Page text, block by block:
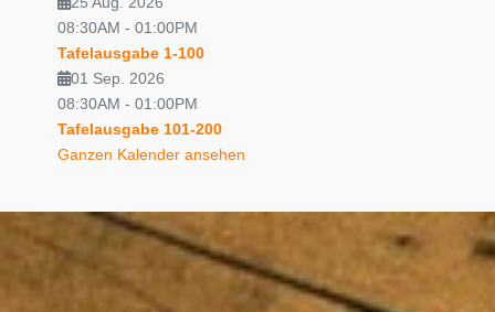
08:30AM - 01:00PM
Tafelausgabe 1-100
01 Sep. 2026
08:30AM - 01:00PM
Tafelausgabe 101-200
Ganzen Kalender ansehen